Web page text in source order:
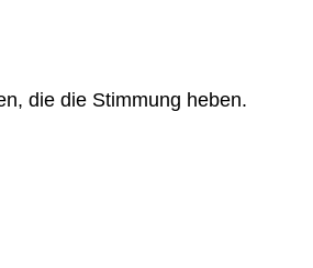
die die Stimmung heben.